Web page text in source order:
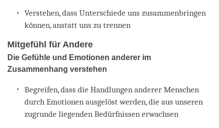
Verstehen, dass Unterschiede uns zusammenbringen
können, anstatt uns zu trennen
Mitgefühl für Andere
Die Gefühle und Emotionen anderer im
Zusammenhang verstehen
Begreifen, dass die Handlungen anderer Menschen
durch Emotionen ausgelöst werden, die aus unseren
zugrunde liegenden Bedürfnissen erwachsen